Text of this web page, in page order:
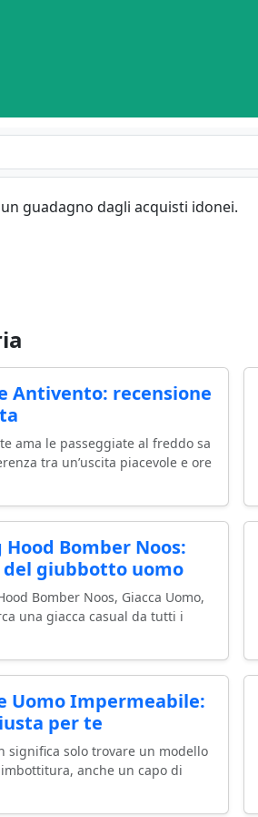
guadagno dagli acquisti idonei.
Antivento: recensione
ama le passeggiate al freddo sa
tra un’uscita piacevole e ore
Hood Bomber Noos:
del giubbotto uomo
Bomber Noos, Giacca Uomo,
una giacca casual da tutti i
Uomo Impermeabile:
per te
significa solo trovare un modello
anche un capo di